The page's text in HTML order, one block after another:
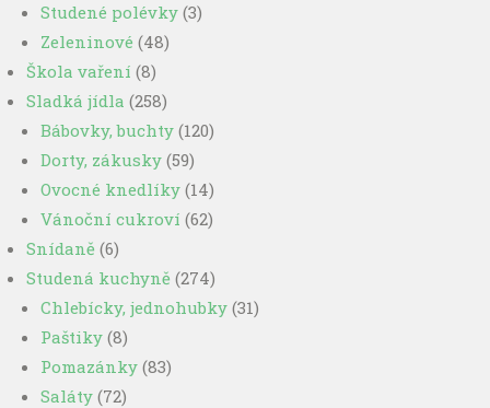
Studené polévky (3)
Zeleninové (48)
Škola vaření (8)
Sladká jídla (258)
Bábovky, buchty (120)
Dorty, zákusky (59)
Ovocné knedlíky (14)
Vánoční cukroví (62)
Snídaně (6)
Studená kuchyně (274)
Chlebícky, jednohubky (31)
Paštiky (8)
Pomazánky (83)
Saláty (72)